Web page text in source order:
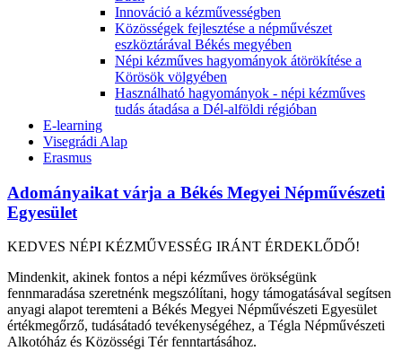
Innováció a kézművességben
Közösségek fejlesztése a népművészet
eszköztárával Békés megyében
Népi kézműves hagyományok átörökítése a
Körösök völgyében
Használható hagyományok - népi kézműves
tudás átadása a Dél-alföldi régióban
E-learning
Visegrádi Alap
Erasmus
Adományaikat várja a Békés Megyei Népművészeti
Egyesület
KEDVES NÉPI KÉZMŰVESSÉG IRÁNT ÉRDEKLŐDŐ!
Mindenkit, akinek fontos a népi kézműves örökségünk
fennmaradása szeretnénk megszólítani, hogy támogatásával segítsen
anyagi alapot teremteni a Békés Megyei Népművészeti Egyesület
értékmegőrző, tudásátadó tevékenységéhez, a Tégla Népművészeti
Alkotóház és Közösségi Tér fenntartásához.